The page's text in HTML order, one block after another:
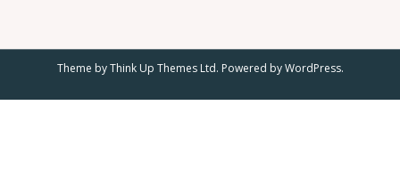
Theme byThink Up Themes Ltd. Powered byWordPress.